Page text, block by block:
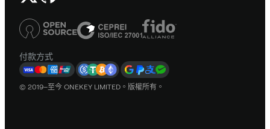
付款方式
© 2019–至今 ONEKEY LIMITED。版權所有。